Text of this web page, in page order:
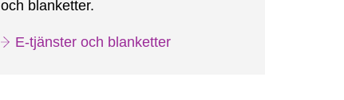
och blanketter.
E-tjänster och blanketter